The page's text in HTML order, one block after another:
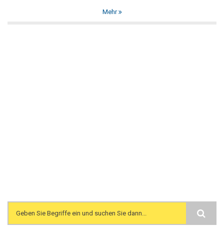
Mehr
Search form